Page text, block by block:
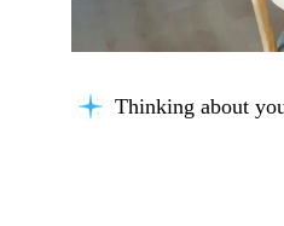
Thinking about